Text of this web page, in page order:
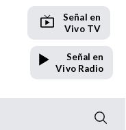
Señal en
Vivo TV
Señal en
Vivo Radio